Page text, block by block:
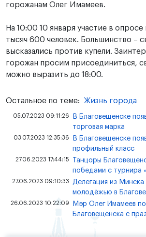
горожанам Олег Имамеев.
На 10:00 10 января участие в
тысяч 600 человек. Большинство –
высказались против купели.
горожан просим присоединиться,
можно выразить до 18:00.
Остальное по теме: Жизнь города
05.07.2023 09:11:26
В Благовещенске
торговая марка
03.07.2023 12:35:36
В Благовещенске
профильный класс
27.06.2023 17:44:15
Танцоры
победами с турнира
27.06.2023 09:10:33
Делегация из
молодёжью в
26.06.2023 10:22:09
Мэр Олег Имамеев
Благовещенска с